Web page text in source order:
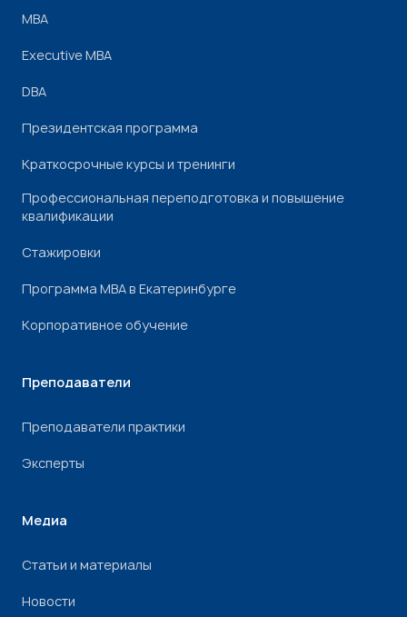
МВА
Executive MBA
DBA
Президентская программа
Краткосрочные курсы и тренинги
Профессиональная переподготовка и повышение
квалификации
Стажировки
Программа МВА в Екатеринбурге
Корпоративное обучение
Преподаватели
Преподаватели практики
Эксперты
Медиа
Статьи и материалы
Новости